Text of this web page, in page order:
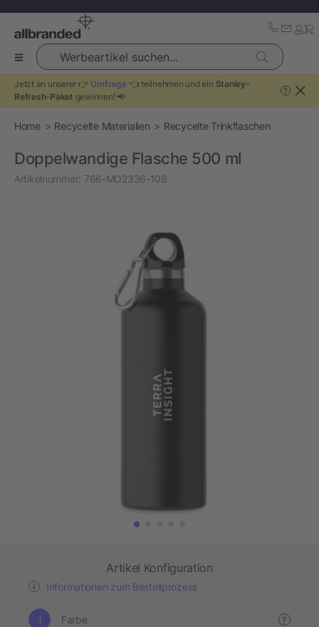
Werbeartikel suchen...
Jetzt an unserer 👉 Umfrage👈 teilnehmen und ein Stanley-
Refresh-Paket gewinnen! 📢
?
Home Recycelte Materialien Recycelte Trinkflaschen
Doppelwandige Flasche 500 ml
Artikelnummer: 766-MO2336-108
Artikel Konfiguration
Informationen zum Bestellprozess
Farbe ?